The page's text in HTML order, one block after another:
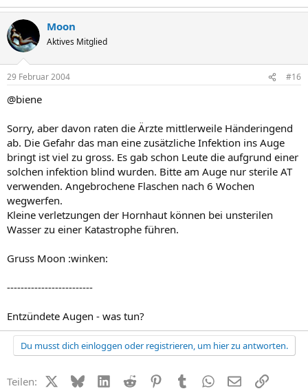
Moon
Aktives Mitglied
29 Februar 2004 #16
@biene
Sorry, aber davon raten die Ärzte mittlerweile Händeringend
ab. Die Gefahr das man eine zusätzliche Infektion ins Auge
bringt ist viel zu gross. Es gab schon Leute die aufgrund einer
solchen infektion blind wurden. Bitte am Auge nur sterile AT
verwenden. Angebrochene Flaschen nach 6 Wochen
wegwerfen.
Kleine verletzungen der Hornhaut können bei unsterilen
Wasser zu einer Katastrophe führen.
Gruss Moon :winken:
-------------------------
Entzündete Augen - was tun?
Du musst dich einloggen oder registrieren, um hier zu antworten.
Teilen: X (Twitter)
BlueskyLinkedIn
Reddit PinterestTumblr WhatsApp
E-MailLink